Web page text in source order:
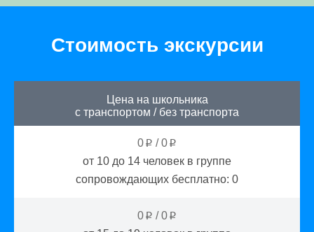
Стоимость экскурсии
Цена на школьника
с транспортом / без транспорта
0 p /0 p
от 10 до 14 человек в группе
сопровождающих бесплатно: 0
0 p /0 p